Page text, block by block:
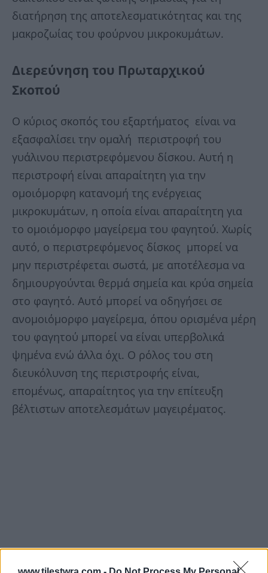
διατήρηση της αποτελεσματικότητας και της
μακροζωίας του φούρνου μικροκυμάτων.
Διερεύνηση του Πρωταρχικού
Σκοπού
Ο κύριος σκοπός του εξαρτήματος είναι να
εξασφαλίσει την ομαλή περιστροφή του
γυάλινου περιστρεφόμενου δίσκου. Αυτή η
περιστροφή είναι απαραίτητη για την
ομοιόμορφη κατανομή της ενέργειας
μικροκυμάτων, η οποία είναι απαραίτητη για
το ομοιόμορφο μαγείρεμα του φαγητού. Χωρίς
αυτό, ο περιστρεφόμενος δίσκος μπορεί να
μην περιστρέφεται σωστά, με αποτέλεσμα να
δημιουργούνται θερμά σημεία και κρύα σημεία
στο φαγητό. Αυτό μπορεί να οδηγήσει σε
ανομοιόμορφο μαγείρεμα, όπου ορισμένα μέρη
του φαγητού μπορεί να είναι υπερβολικά
ψημένα ενώ άλλα όχι. Ο ρόλος του στη
διευκόλυνση της περιστροφής είναι,
επομένως, απαραίτητος για την επίτευξη
βέλτιστων αποτελεσμάτων μαγειρέματος.